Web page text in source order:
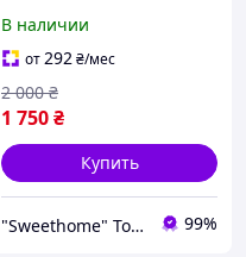
искусственного меха
евро, пушистое
покрывало с полосками
В наличии
от292₴/мес
1 750₴
2 000 ₴
Купить
"Sweethome" Товари для дому 99%